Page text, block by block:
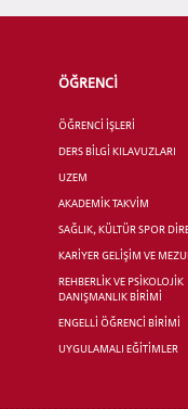
ÖĞRENCİ
ÖĞRENCİ İŞLERİ
DERS BİLGİ KILAVUZLARI
UZEM
AKADEMİK TAKVİM
SAĞLIK, KÜLTÜR SPOR
KARİYER GELİŞİM VE
REHBERLİK VE PSİKOLOJİK
DANIŞMANLIK BİRİMİ
ENGELLİ ÖĞRENCİ BİRİMİ
UYGULAMALI EĞİTİMLER